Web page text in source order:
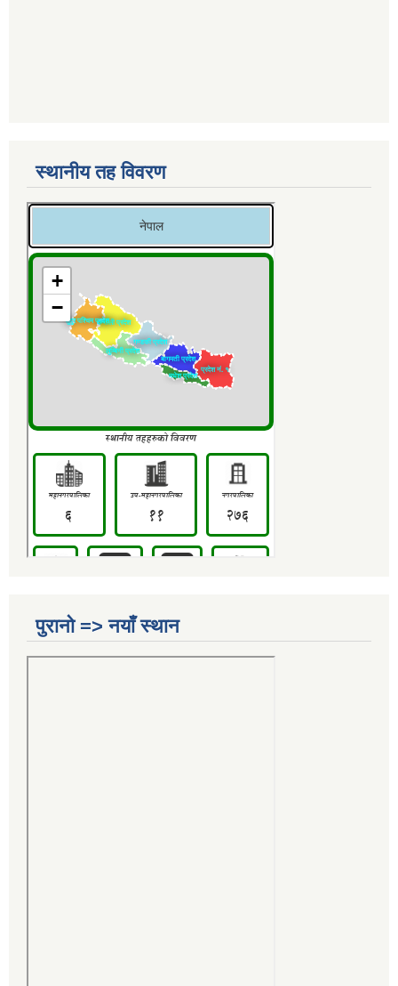
स्थानीय तह विवरण
पुरानो => नयाँ स्थान